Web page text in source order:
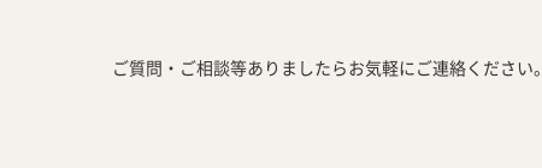
ご質問・ご相談等ありましたらお気軽にご連絡ください。